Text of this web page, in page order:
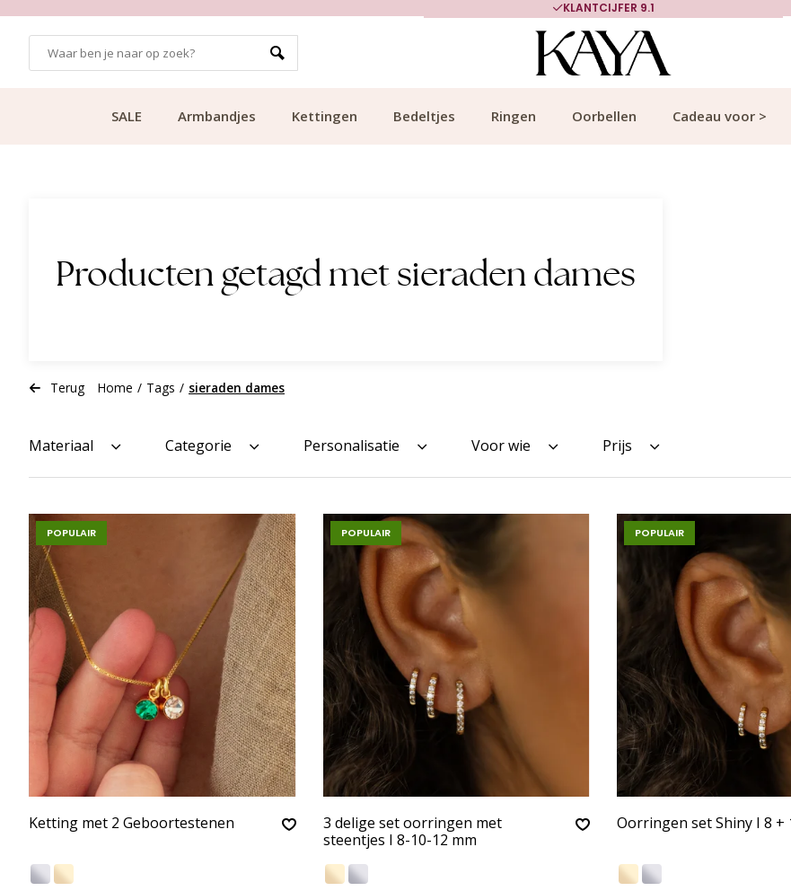
KLANTCIJFER 9.1
SALE Armbandjes Kettingen Bedeltjes Ringen Oorbellen Cadeau voor >
Producten getagd met sieraden dames
Terug Home / Tags / sieraden dames
Materiaal Categorie Personalisatie Voor wie Prijs
POPULAIR
Ketting met 2 Geboortestenen
POPULAIR
3 delige set oorringen met
steentjes I 8-10-12 mm
POPULAIR
Oorringen set Shiny I 8 +